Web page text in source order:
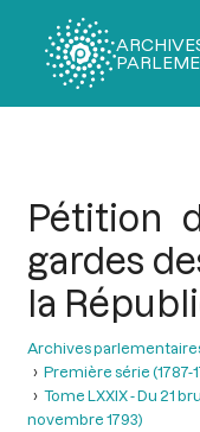
Pétition
gardes
la
Archives
Première série (1787-
Tome LXXIX - Du 21
novembre 1793)